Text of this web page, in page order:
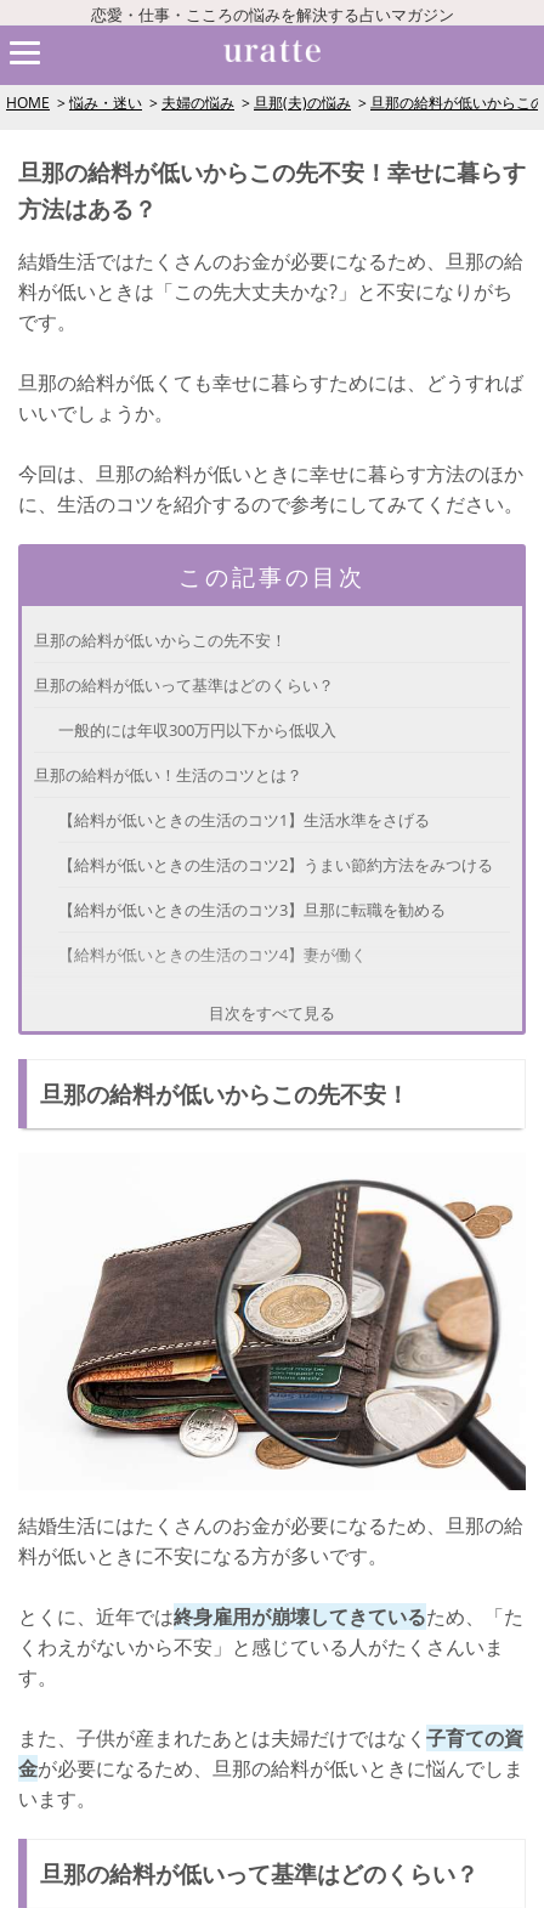
恋愛・仕事・こころの悩みを解決する占いマガジン
HOME 悩み・迷い 夫婦の悩み 旦那(夫)の悩み 旦那の給料が低いからこ
旦那の給料が低いからこの先不安！幸せに暮らす
方法はある？
結婚生活ではたくさんのお金が必要になるため、旦那の給
料が低いときは「この先大丈夫かな?」と不安になりがち
です。
旦那の給料が低くても幸せに暮らすためには、どうすれば
いいでしょうか。
今回は、旦那の給料が低いときに幸せに暮らす方法のほか
に、生活のコツを紹介するので参考にしてみてください。
この記事の目次
旦那の給料が低いからこの先不安！
旦那の給料が低いって基準はどのくらい？
一般的には年収300万円以下から低収入
旦那の給料が低い！生活のコツとは？
【給料が低いときの生活のコツ1】生活水準をさげる
【給料が低いときの生活のコツ2】うまい節約方法をみつける
【給料が低いときの生活のコツ3】旦那に転職を勧める
【給料が低いときの生活のコツ4】妻が働く
【幸せに暮らす方法2】お金のかからない趣味をみつける
【幸せに暮らす方法3】旦那としっかりコミュニケーションをと
お金がなくても幸せに暮らしている人はいます！
目次をすべて見る
旦那の給料が低いからこの先不安！
結婚生活にはたくさんのお金が必要になるため、旦那の給
料が低いときに不安になる方が多いです。
とくに、近年では終身雇用が崩壊してきているため、「た
くわえがないから不安」と感じている人がたくさんいま
す。
また、子供が産まれたあとは夫婦だけではなく 子育ての資
金が必要になるため、旦那の給料が低いときに悩んでしま
います。
旦那の給料が低いって基準はどのくらい？